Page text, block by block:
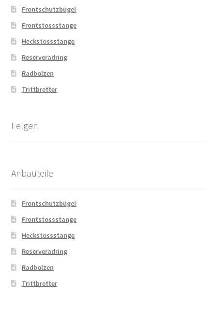
Frontschutzbügel
Frontstossstange
Heckstossstange
Reserveradring
Radbolzen
Trittbretter
Felgen
Anbauteile
Frontschutzbügel
Frontstossstange
Heckstossstange
Reserveradring
Radbolzen
Trittbretter